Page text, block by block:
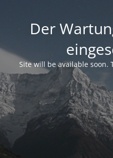
Der
Site will be available soon.